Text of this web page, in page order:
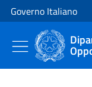
Vai al contenuto
Vai alla navigazione
Governo Italiano